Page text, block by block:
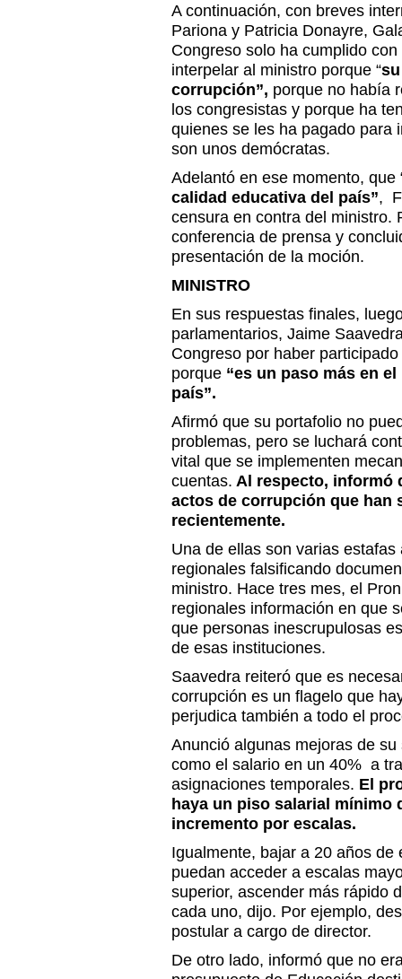
A continuación, con breves
Pariona y Patricia Donayre,
Congreso solo ha cumplido
interpelar al ministro porque “
corrupción”, porque no había
los congresistas y porque ha
quienes se les ha pagado para
son unos demócratas.
Adelantó en ese momento, que
calidad educativa del país”,
censura en contra del ministro.
conferencia de prensa y
presentación de la moción.
MINISTRO
En sus respuestas finales,
parlamentarios, Jaime
Congreso por haber
porque “es un paso más en
país”.
Afirmó que su portafolio no
problemas, pero se luchará
vital que se implementen
cuentas. Al respecto, informó
actos de corrupción que han
recientemente.
Una de ellas son varias
regionales falsificando
ministro. Hace tres mes, el
regionales información en que
que personas inescrupulosas
de esas instituciones.
Saavedra reiteró que es
corrupción es un flagelo que
perjudica también a todo el
Anunció algunas mejoras de
como el salario en un 40% a
asignaciones temporales. El
haya un piso salarial mínimo
incremento por escalas.
Igualmente, bajar a 20 años
puedan acceder a escalas
superior, ascender más rápido
cada uno, dijo. Por ejemplo,
postular a cargo de director.
De otro lado, informó que no